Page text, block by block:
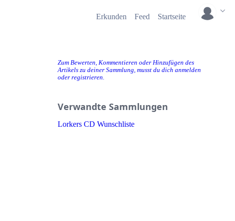
Erkunden Feed Startseite
Zum Bewerten, Kommentieren oder Hinzufügen des
Artikels zu deiner Sammlung, musst du dich anmelden
oder registrieren.
Verwandte Sammlungen
Lorkers CD Wunschliste